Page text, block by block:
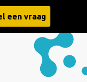
een vraag